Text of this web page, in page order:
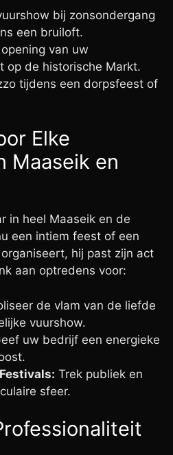
bij zonsondergang
een bruiloft.
van uw
op de historische Markt.
tijdens een dorpsfeest of
Elke
Maaseik en
in heel Maaseik en de
een intiem feest of een
hij past zijn act
aan optredens voor:
de vlam van de liefde
vuurshow.
uw bedrijf een energieke
Trek publiek en
sfeer.